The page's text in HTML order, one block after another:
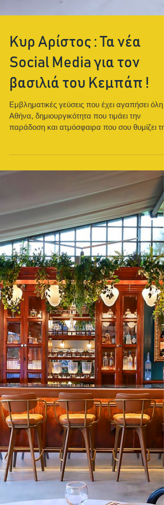
Κυρ Αρίστος : Τα νέα
βασιλιά του Κεμπάπ !
Εμβληματικές γεύσεις που έχει αγαπήσει όλη
Αθήνα, δημιουργικότητα που τιμάει την
παράδοση και ατμόσφαιρα που σου θυμίζει
παλιά...